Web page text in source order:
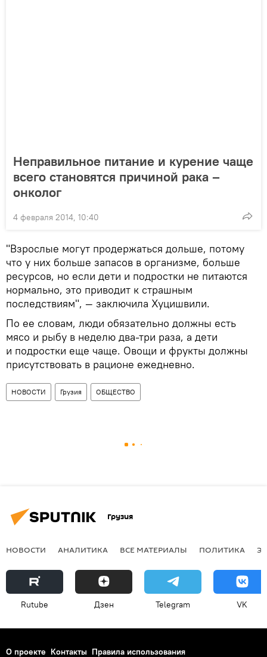
Неправильное питание и курение чаще
всего становятся причиной рака –
онколог
4 февраля 2014, 10:40
"Взрослые могут продержаться дольше, потому
что у них больше запасов в организме, больше
ресурсов, но если дети и подростки не питаются
нормально, это приводит к страшным
последствиям", — заключила Хуцишвили.
По ее словам, люди обязательно должны есть
мясо и рыбу в неделю два-три раза, а дети
и подростки еще чаще. Овощи и фрукты должны
присутствовать в рационе ежедневно.
НОВОСТИ Грузия ОБЩЕСТВО
Грузия
НОВОСТИ АНАЛИТИКА ВСЕ МАТЕРИАЛЫ ПОЛИТИКА
Rutube Дзен Telegram VK
О проекте Контакты Правила использования